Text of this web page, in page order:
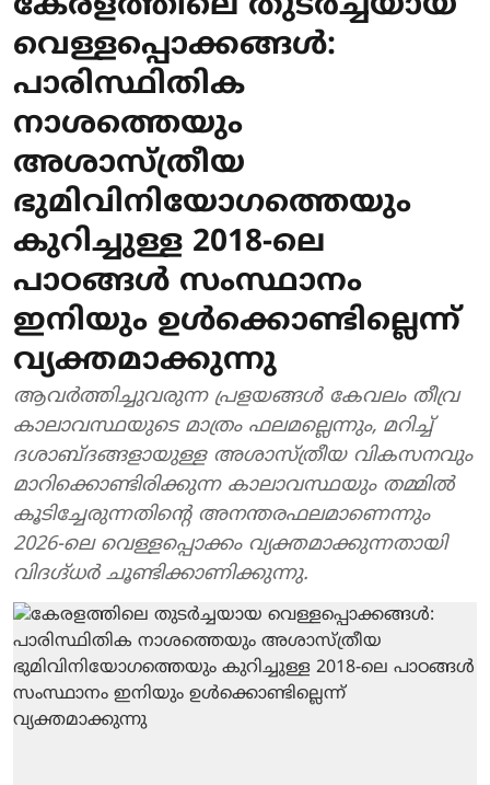
വെള്ളപ്പൊക്കങ്ങൾ:
പാരിസ്ഥിതിക
നാശത്തെയും
അശാസ്ത്രീയ
ഭുമിവിനിയോഗത്തെയും
കുറിച്ചുള്ള 2018-ലെ
പാഠങ്ങൾ സംസ്ഥാനം
ഇനിയും ഉൾക്കൊണ്ടില്ലെന്ന്
വ്യക്തമാക്കുന്നു
ആവർത്തിച്ചുവരുന്ന പ്രളയങ്ങൾ കേവലം തീവ്ര
കാലാവസ്ഥയുടെ മാത്രം ഫലമല്ലെന്നും, മറിച്ച്
ദശാബ്ദങ്ങളായുള്ള അശാസ്ത്രീയ വികസനവും
മാറിക്കൊണ്ടിരിക്കുന്ന കാലാവസ്ഥയും തമ്മിൽ
കൂടിച്ചേരുന്നതിന്റെ അനന്തരഫലമാണെന്നും
2026-ലെ വെള്ളപ്പൊക്കം വ്യക്തമാക്കുന്നതായി
വിദഗ്ദ്ധർ ചൂണ്ടിക്കാണിക്കുന്നു.